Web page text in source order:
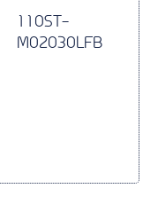
110ST-
M02030LFB